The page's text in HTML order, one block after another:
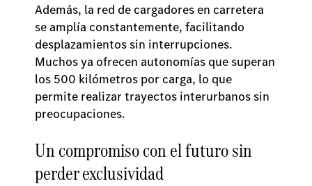
Además, la red de cargadores en carretera
se amplía constantemente, facilitando
desplazamientos sin interrupciones.
Muchos ya ofrecen autonomías que superan
los 500 kilómetros por carga, lo que
permite realizar trayectos interurbanos sin
preocupaciones.
Un compromiso con el futuro sin
perder exclusividad